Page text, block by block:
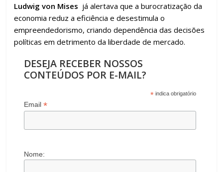
Ludwig von Mises já alertava que a burocratização da
economia reduz a eficiência e desestimula o
empreendedorismo, criando dependência das decisões
políticas em detrimento da liberdade de mercado.
DESEJA RECEBER NOSSOS
CONTEÚDOS POR E-MAIL?
* indica obrigatório
Email*
Nome: